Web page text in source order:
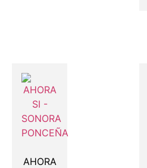
AHORA